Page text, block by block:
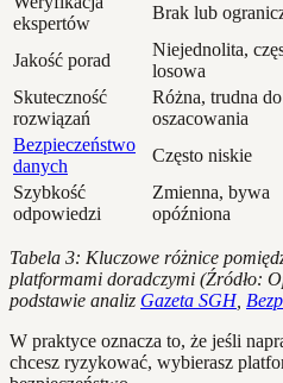
ekspertów
Brak lub
Jakość porad
Niejednolita,
losowa
Skuteczność
rozwiązań
Różna, trudna do
oszacowania
Bezpieczeństwo
danych
Często niskie
Szybkość
odpowiedzi
Zmienna, bywa
opóźniona
Tabela 3: Kluczowe różnice
platformami doradczymi (Źródło:
podstawie analiz Gazeta SGH,
W praktyce oznacza to, że jeśli
chcesz ryzykować, wybierasz